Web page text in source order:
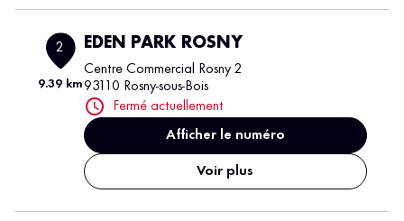
2
9.39 km
EDEN PARK ROSNY
Centre Commercial Rosny 2
93110 Rosny-sous-Bois
Fermé actuellement
Afficher le numéro
Voir plus